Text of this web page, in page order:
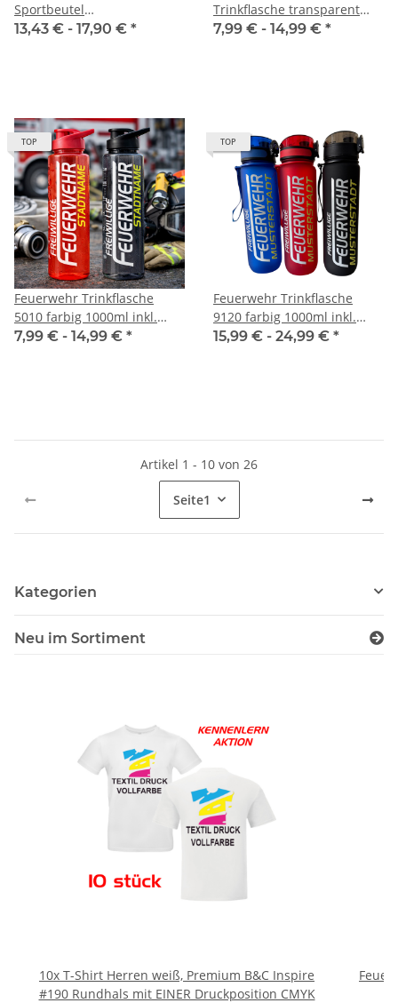
Sportbeutel
inkl.Wunschname
13,43 € - 17,90 € *
Trinkflasche transparent
650ml inkl. Wunschnamen
7,99 € - 14,99 € *
TOP
Feuerwehr Trinkflasche
5010 farbig 1000ml inkl.
Wunschnamen
7,99 € - 14,99 € *
TOP
Feuerwehr Trinkflasche
9120 farbig 1000ml inkl.
Wunschnamen
15,99 € - 24,99 € *
Artikel 1 - 10 von 26
Seite1
Kategorien
Neu im Sortiment
10x T-Shirt Herren weiß, Premium B&C Inspire
#190 Rundhals mit EINER Druckposition CMYK